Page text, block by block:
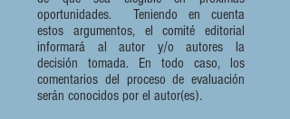
oportunidades. Teniendo en cuenta
estos argumentos, el comité editorial
informará al autor y/o autores la
decisión tomada. En todo caso, los
comentarios del proceso de evaluación
serán conocidos por el autor(es).